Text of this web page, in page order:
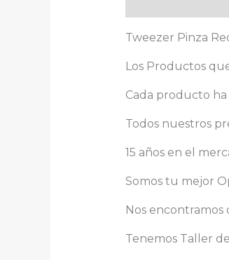
Tweezer Pinza
Los Productos
Cada producto
Todos nuestros
15 años en el
Somos tu mejor
Nos encontramos
Tenemos Taller